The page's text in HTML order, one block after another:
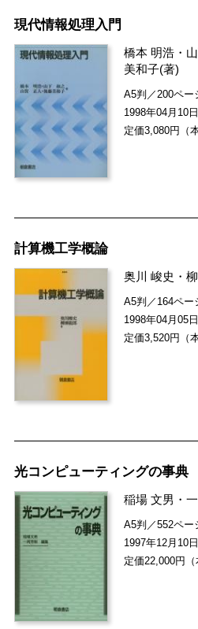
現代情報処理入門
橋本 明浩 ・
美和子(著)
A5判／200ペー
1998年04月10日
定価3,080円（
計算機工学概論
奥川 峻史 ・
A5判／164ペー
1998年04月05日
定価3,520円（
光コンピューティングの事典
稲場 文男 ・
A5判／552ペー
1997年12月10日
定価22,000円（